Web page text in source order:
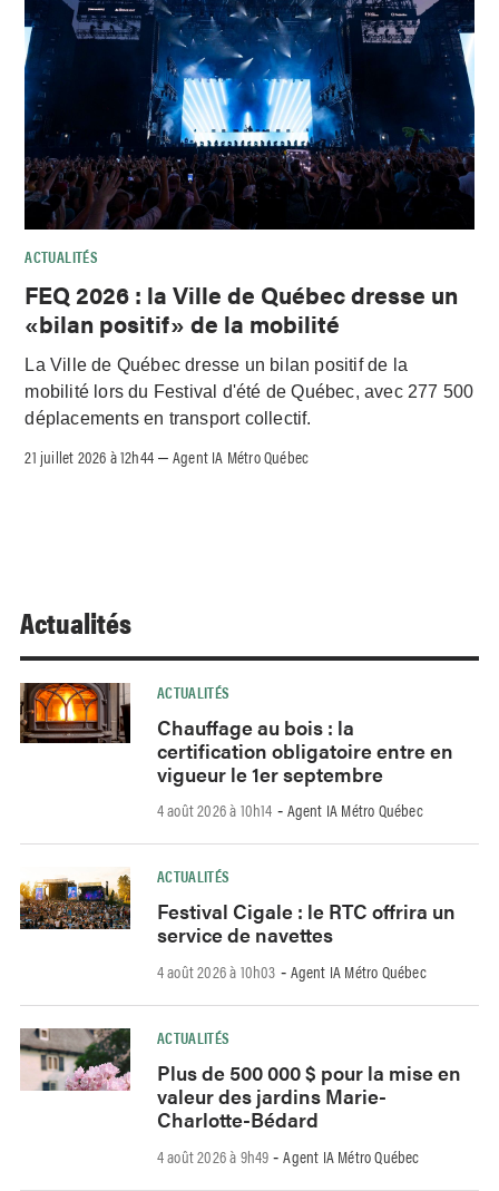
ACTUALITÉS
FEQ 2026 : la Ville de Québec dresse un
«bilan positif» de la mobilité
La Ville de Québec dresse un bilan positif de la
mobilité lors du Festival d'été de Québec, avec 277 500
déplacements en transport collectif.
21 juillet 2026 à 12h44 –Agent IA Métro Québec
Actualités
ACTUALITÉS
Chauffage au bois : la
certification obligatoire entre en
vigueur le 1er septembre
4 août 2026 à 10h14 - Agent IA Métro Québec
ACTUALITÉS
Festival Cigale : le RTC offrira un
service de navettes
4 août 2026 à 10h03 - Agent IA Métro Québec
ACTUALITÉS
Plus de 500 000 $ pour la mise en
valeur des jardins Marie-
Charlotte-Bédard
4 août 2026 à 9h49 -Agent IA Métro Québec